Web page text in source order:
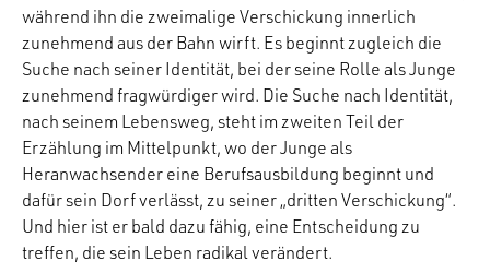
während ihn die zweimalige Verschickung innerlich
zunehmend aus der Bahn wirft. Es beginnt zugleich die
Suche nach seiner Identität, bei der seine Rolle als Junge
zunehmend fragwürdiger wird. Die Suche nach Identität,
nach seinem Lebensweg, steht im zweiten Teil der
Erzählung im Mittelpunkt, wo der Junge als
Heranwachsender eine Berufsausbildung beginnt und
dafür sein Dorf verlässt, zu seiner „dritten Verschickung“.
Und hier ist er bald dazu fähig, eine Entscheidung zu
treffen, die sein Leben radikal verändert.